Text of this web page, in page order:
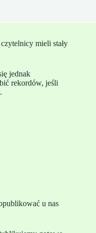
mieli stały
jednak
rekordów, jeśli
u nas